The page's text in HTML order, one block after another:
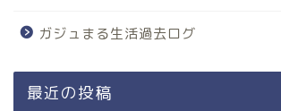
ガジュまる生活過去ログ
最近の投稿